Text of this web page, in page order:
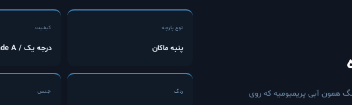
همون آبی پریمیومیه که روی
نوع پارچه
پنبه ماکان
کیفیت
درجه یک / Grade A
رنگ جنس